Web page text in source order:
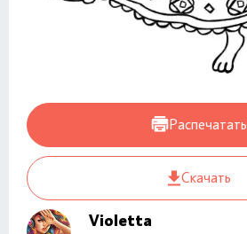
Распечатать
Скачать
Violetta